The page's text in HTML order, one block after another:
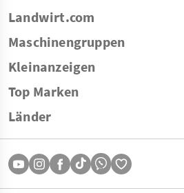
Landwirt.com
Maschinengruppen
Kleinanzeigen
Top Marken
Länder